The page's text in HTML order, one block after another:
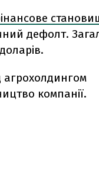
дефолт.
агрохолдингом
компанії.